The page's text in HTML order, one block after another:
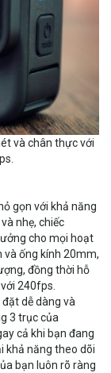
và chân thực với
gọn với khả năng
nhẹ, chiếc
cho mọi hoạt
và ống kính 20mm,
đồng thời hỗ
240fps.
dễ dàng và
3 trục của
cả khi bạn đang
khả năng theo dõi
bạn luôn rõ ràng